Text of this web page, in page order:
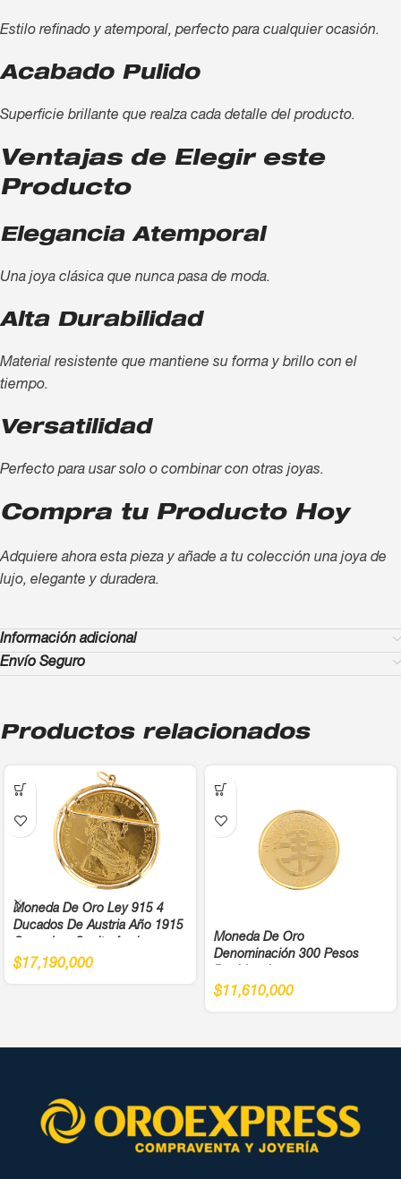
Estilo refinado y atemporal, perfecto para cualquier ocasión.
Acabado Pulido
Superficie brillante que realza cada detalle del producto.
Ventajas de Elegir este
Producto
Elegancia Atemporal
Una joya clásica que nunca pasa de moda.
Alta Durabilidad
Material resistente que mantiene su forma y brillo con el
tiempo.
Versatilidad
Perfecto para usar solo o combinar con otras joyas.
Compra tu Producto Hoy
Adquiere ahora esta pieza y añade a tu colección una joya de
lujo, elegante y duradera.
Información adicional
Envío Seguro
Productos relacionados
Moneda De Oro Ley 915 4
Ducados De Austria Año 1915
4,5Cm
$17,190,000
Moneda De Oro
Denominación 300 Pesos
Panamericanos Año 1971 Cali
$11,610,000